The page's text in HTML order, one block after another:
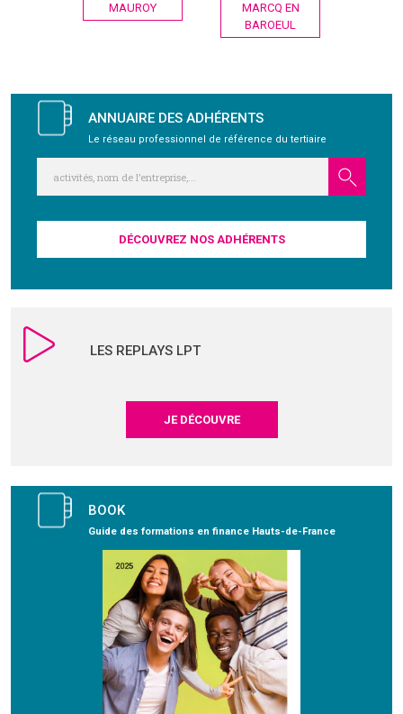
l’article
MAUROY
MARCQ EN
BAROEUL
ANNUAIRE DES ADHÉRENTS
Le réseau professionnel de référence du tertiaire
DÉCOUVREZ NOS ADHÉRENTS
LES REPLAYS LPT
JE DÉCOUVRE
BOOK
Guide des formations en finance Hauts-de-France